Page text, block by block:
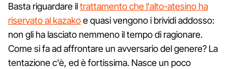
Basta riguardare iltrattamento che l'alto-atesino ha
riservato al kazakoe quasi vengono i brividi addosso:
non gli ha lasciato nemmeno il tempo di ragionare.
Come si fa ad affrontare un avversario del genere? La
tentazione c'è, ed è fortissima. Nasce un poco